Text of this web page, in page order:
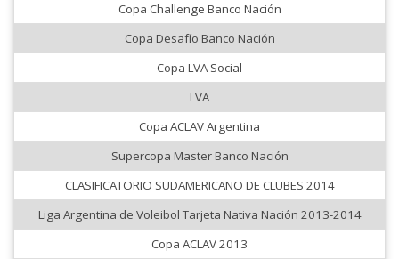
Copa Challenge Banco Nación
Copa Desafío Banco Nación
Copa LVA Social
LVA
Copa ACLAV Argentina
Supercopa Master Banco Nación
CLASIFICATORIO SUDAMERICANO DE CLUBES 2014
Liga Argentina de Voleibol Tarjeta Nativa Nación 2013-2014
Copa ACLAV 2013